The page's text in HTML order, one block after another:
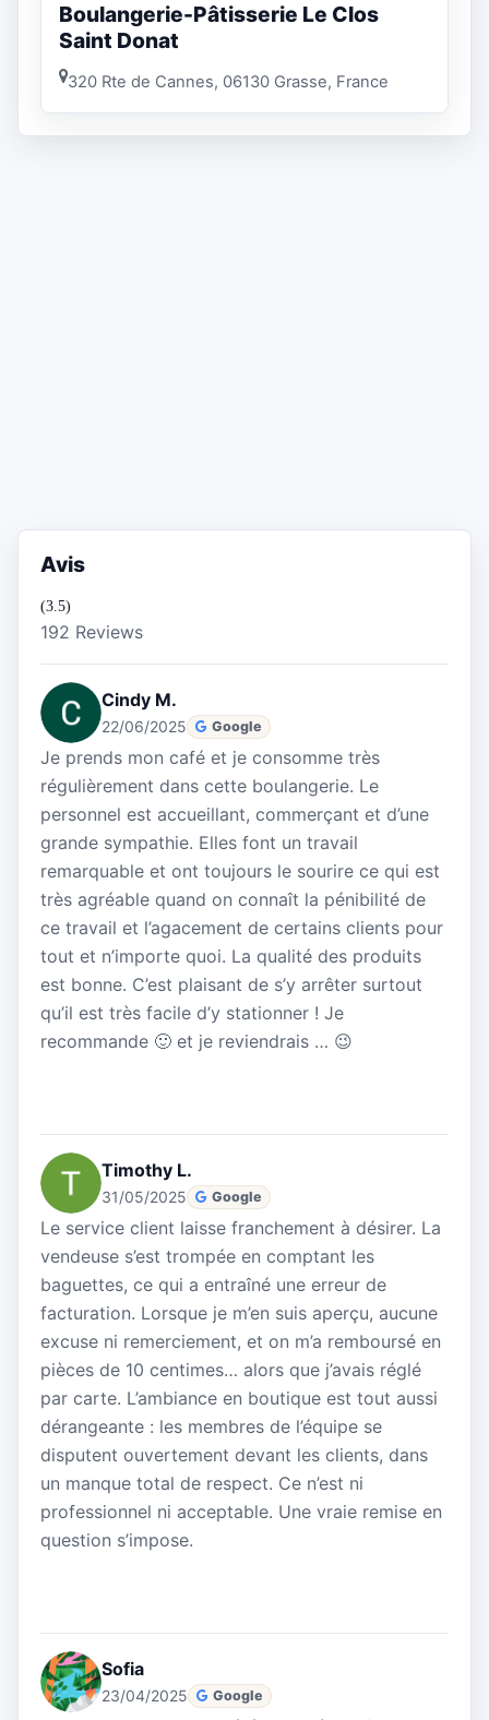
Boulangerie-Pâtisserie Le Clos
Saint Donat
320 Rte de Cannes, 06130 Grasse, France
Avis
(3.5)
192 Reviews
Cindy M.
22/06/2025 Google
Je prends mon café et je consomme très
régulièrement dans cette boulangerie. Le
personnel est accueillant, commerçant et d’une
grande sympathie. Elles font un travail
remarquable et ont toujours le sourire ce qui est
très agréable quand on connaît la pénibilité de
ce travail et l’agacement de certains clients pour
tout et n’importe quoi. La qualité des produits
est bonne. C’est plaisant de s’y arrêter surtout
qu’il est très facile d’y stationner ! Je
recommande 🙂 et je reviendrais … 😉
Timothy L.
31/05/2025 Google
Le service client laisse franchement à désirer. La
vendeuse s’est trompée en comptant les
baguettes, ce qui a entraîné une erreur de
facturation. Lorsque je m’en suis aperçu, aucune
excuse ni remerciement, et on m’a remboursé en
pièces de 10 centimes… alors que j’avais réglé
par carte. L’ambiance en boutique est tout aussi
dérangeante : les membres de l’équipe se
disputent ouvertement devant les clients, dans
un manque total de respect. Ce n’est ni
professionnel ni acceptable. Une vraie remise en
question s’impose.
Sofia
23/04/2025 Google